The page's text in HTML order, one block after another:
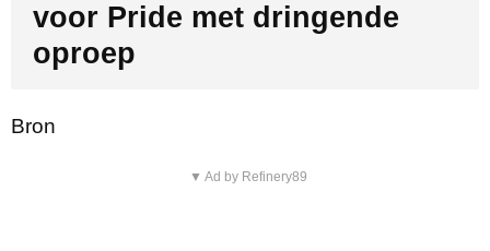
voor Pride met dringende
oproep
Bron
▼ Ad by Refinery89